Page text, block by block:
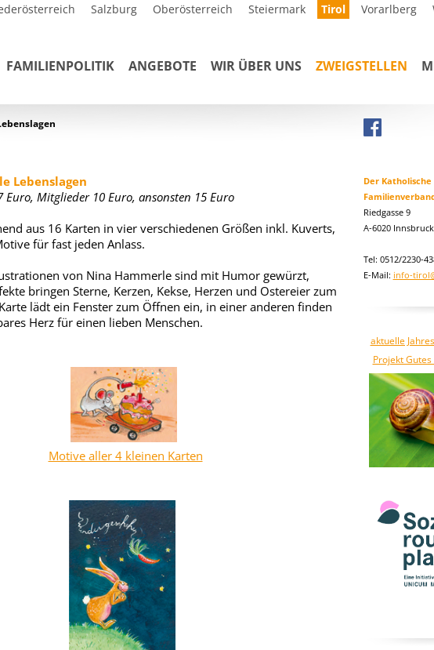
Salzburg Oberösterreich Steiermark Tirol Vorarlberg
FAMILIENPOLITIK ANGEBOTE WIR ÜBER UNS ZWEIGSTELLEN
Lebenslagen
Euro, Mitglieder 10 Euro, ansonsten 15 Euro
aus 16 Karten in vier verschiedenen Größen inkl. Kuverts,
für fast jeden Anlass.
von Nina Hammerle sind mit Humor gewürzt,
bringen Sterne, Kerzen, Kekse, Herzen und Ostereier zum
lädt ein Fenster zum Öffnen ein, in einer anderen finden
Herz für einen lieben Menschen.
Motive aller 4 kleinen Karten
Der Katholische
Riedgasse 9
A-6020 Innsbruck
Tel: 0512/2230-
E-Mail: info-
aktuelle
Projekt Gutes